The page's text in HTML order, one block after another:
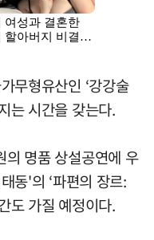
무형유산인 ‘강강술
는 시간을 갖는다.
의 명품 상설공연에 우
동'의 ‘파편의 장르:
도 가질 예정이다.